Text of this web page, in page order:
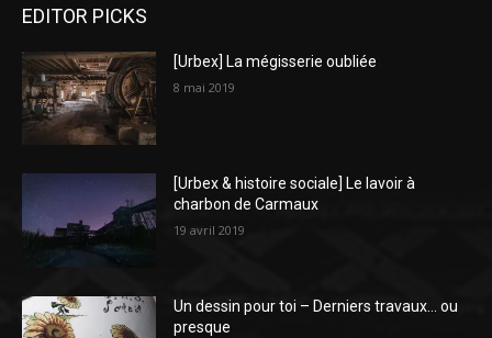
EDITOR PICKS
[Urbex] La mégisserie oubliée
8 mai 2019
[Urbex & histoire sociale] Le lavoir à
charbon de Carmaux
19 avril 2019
Un dessin pour toi – Derniers travaux… ou
presque